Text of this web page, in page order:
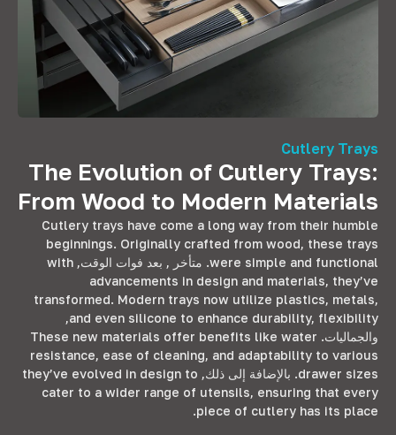
Cutlery Trays
The Evolution of Cutlery Trays:
From Wood to Modern Materials
Cutlery trays have come a long way from their humble
beginnings .Originally crafted from wood ,these trays
were simple and functional. متأخر , بعد فوات الوقت, with
advancements in design and materials ,they’ve
transformed .Modern trays now utilize plastics ,metals
and even silicone to enhance durability ,flexibility
,
والجماليات. These new materials offer benefits like water
resistance ,ease of cleaning ,and adaptability to various
drawer sizes. بالإضافة إلى ذلك, they’ve evolved in design to
cater to a wider range of utensils ,ensuring that every
piece of cutlery has its place
.